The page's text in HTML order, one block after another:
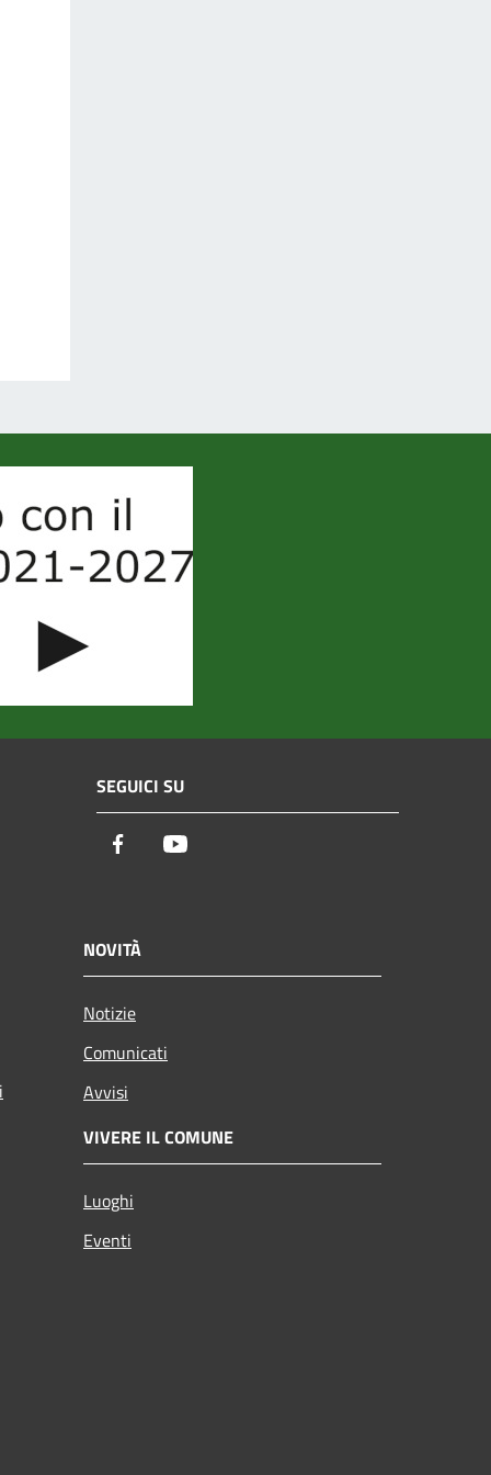
SEGUICI SU
Facebook
NOVITÀ
Notizie
Comunicati
Avvisi
VIVERE IL COMUNE
Luoghi
Eventi